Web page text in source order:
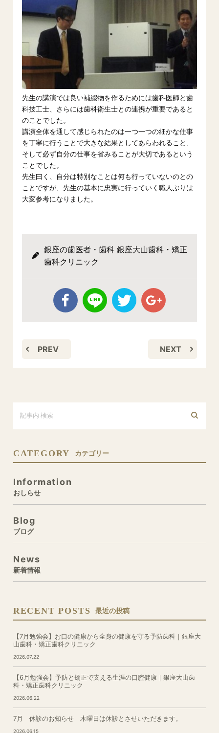
先生の講演では良い補綴物を作るためには歯科医師と歯
科技工士、さらには歯科衛生士との連携が重要であると
のことでした。
講演全体を通して感じられたのは一つ一つの細かな仕事
を丁寧に行うことで大きな結果としてあらわれること、
そして必ず自分の仕事を省みることが大切であるという
ことでした。
先生曰く、自分は特別なことは何も行っていないのとの
ことですが、先生の基本に忠実に行っていく職人ぶりは
大変参考になりました。
銀座の歯医者・歯科 銀座大山歯科・矯正
歯科クリニック
PREV NEXT
CATEGORY カテゴリー
Information
おしらせ
Blog
ブログ
News
新着情報
RECENT POSTS 最近の投稿
【7月勉強会】お口の健康から全身の健康を守る予防歯科｜銀座大
山歯科・矯正歯科クリニック
2026.07.22
【6月勉強会】予防と矯正で支える生涯の口腔健康｜銀座大山歯
科・矯正歯科クリニック
2026.06.22
7月 休診のお知らせ 木曜日は休診とさせいただきます。
2026.06.15